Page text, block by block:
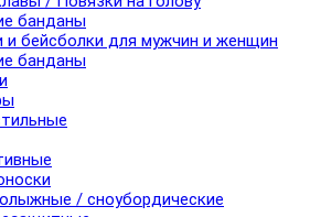
банданы
и бейсболки для мужчин и женщин
банданы
/ сноубордические